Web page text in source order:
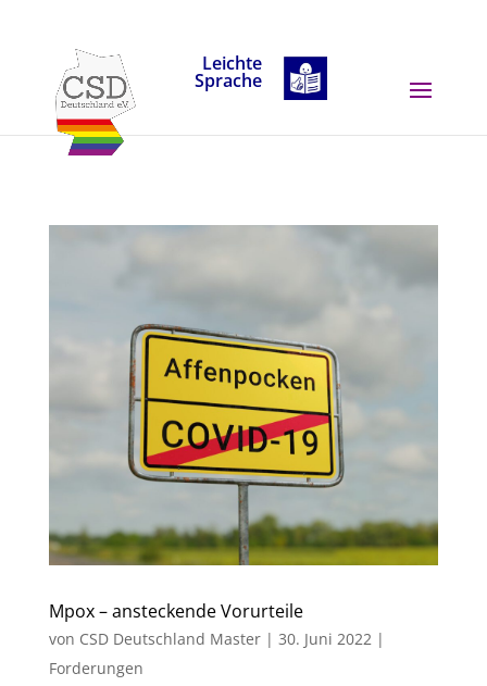
Leichte
Sprache
Mpox – ansteckende Vorurteile
von CSD Deutschland Master| 30. Juni 2022 |
Forderungen